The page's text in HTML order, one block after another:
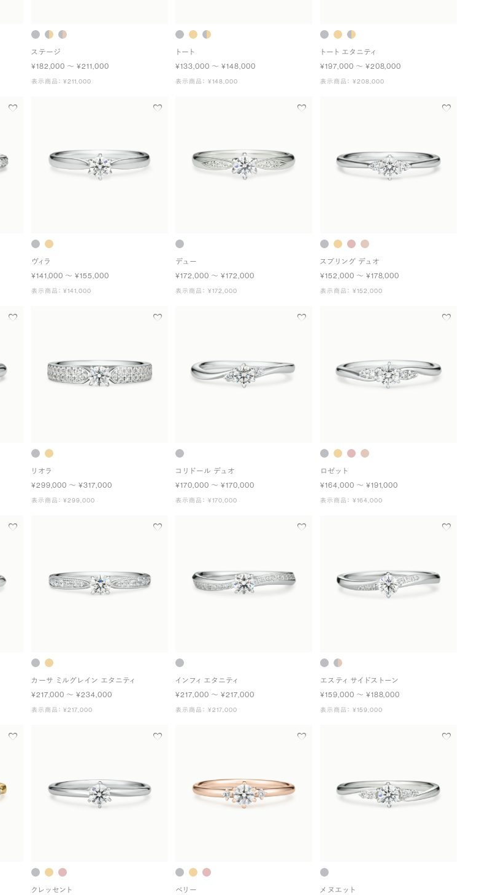
ステージ
¥182,000 〜 ¥211,000
表示商品： ¥211,000
トート
¥133,000 〜 ¥148,000
表示商品： ¥148,000
トート エタニティ
¥197,000 〜 ¥208,000
表示商品： ¥208,000
ヴィラ
¥141,000 〜 ¥155,000
表示商品： ¥141,000
デュー
¥172,000 〜 ¥172,000
表示商品： ¥172,000
スプリング デュオ
¥152,000 〜 ¥178,000
表示商品： ¥152,000
リオラ
¥299,000 〜 ¥317,000
表示商品： ¥299,000
コリドール デュオ
¥170,000 〜 ¥170,000
表示商品： ¥170,000
ロゼット
¥164,000 〜 ¥191,000
表示商品： ¥164,000
カーサ ミルグレイン エタニティ
¥217,000 〜 ¥234,000
表示商品： ¥217,000
インフィ エタニティ
¥217,000 〜 ¥217,000
表示商品： ¥217,000
エスティ サイドストーン
¥159,000 〜 ¥188,000
表示商品： ¥159,000
クレッセント ベリー メヌエット